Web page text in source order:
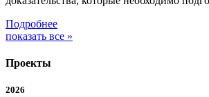
Подробнее
показать все »
Проекты
2026